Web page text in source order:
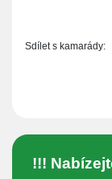
Sdílet s kamarády:
!!!